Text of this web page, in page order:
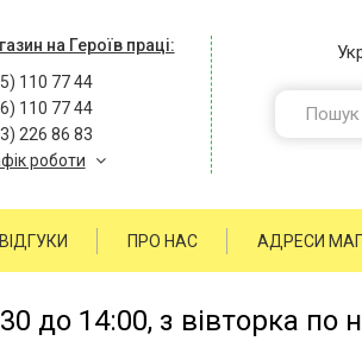
на Героїв праці:
110 77 44
110 77 44
226 86 83
роботи
ВІДГУКИ ПРО НАС АДРЕСИ
до 14:00, з вівторка по